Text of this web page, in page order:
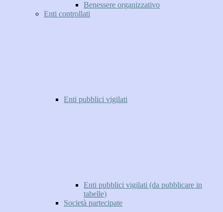
Benessere organizzativo
Enti controllati
Enti pubblici vigilati
Enti pubblici vigilati (da pubblicare in
tabelle)
Società partecipate